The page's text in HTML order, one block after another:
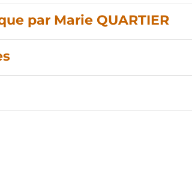
par Marie QUARTIER